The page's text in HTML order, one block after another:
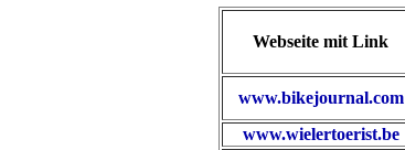
Webseite mit Link
www.bikejournal.com
www.wielertoerist.be